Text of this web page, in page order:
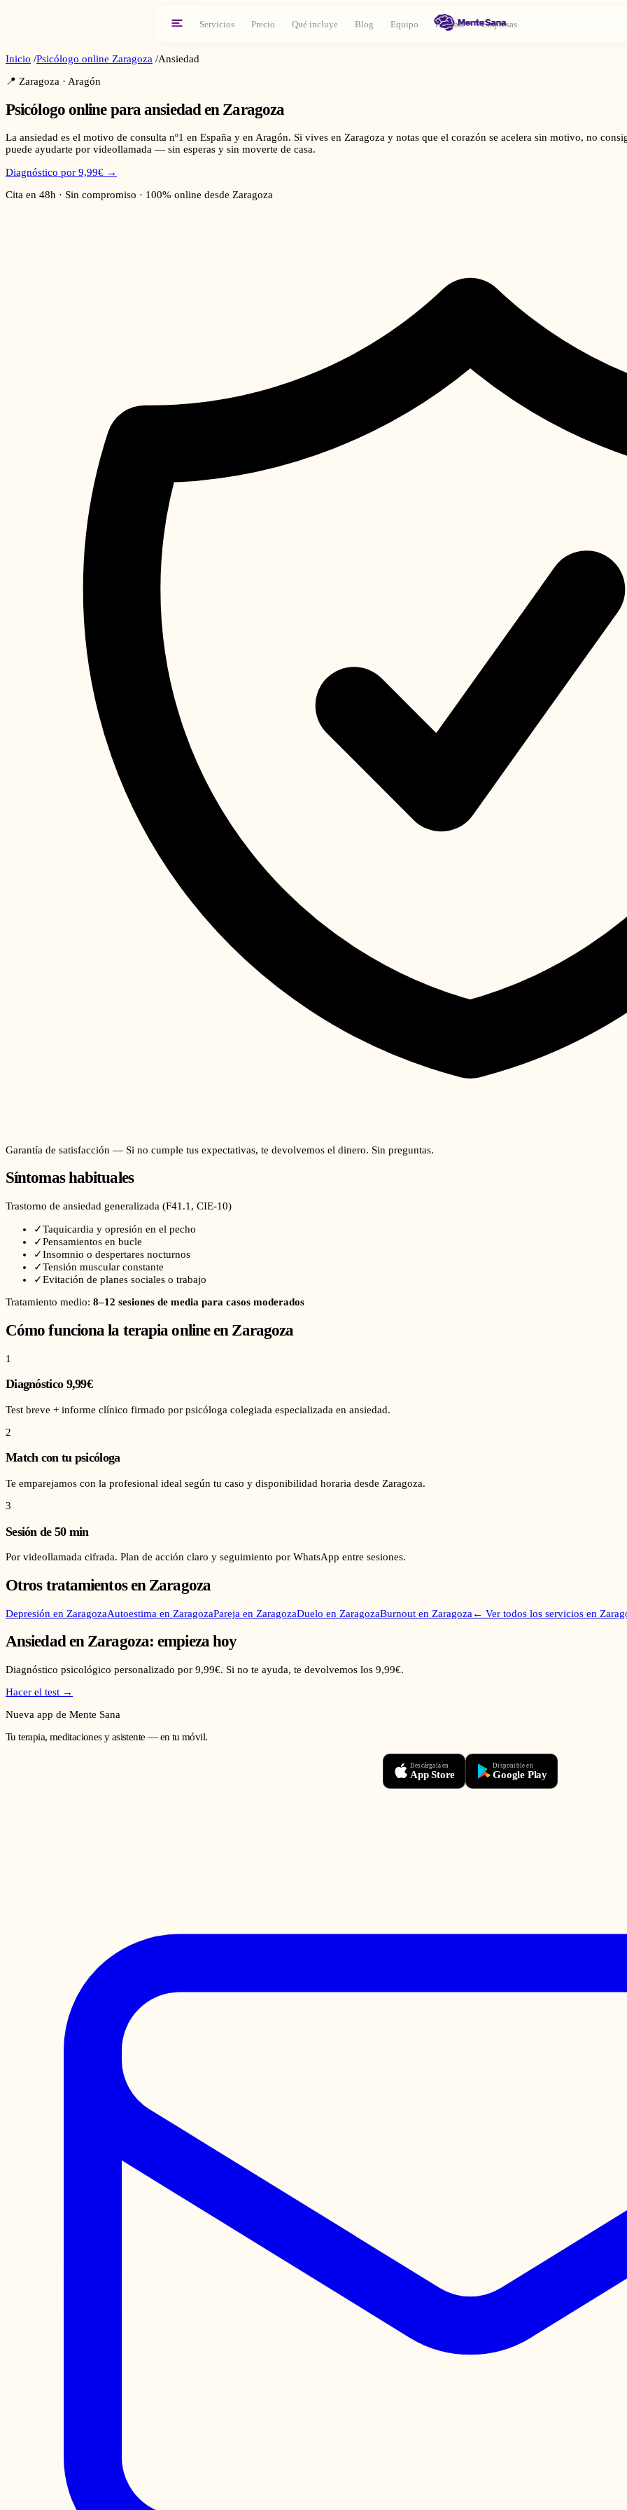
Servicios Precio Qué incluye Blog Equipo Podcast Empresas
Inicio /Psicólogo online Zaragoza /Ansiedad
📍 Zaragoza · Aragón
Psicólogo online paraansiedaden Zaragoza
La ansiedad es el motivo de consulta nº1 en España y en Aragón. Si vives en Zaragoza y notas que el corazón se acelera sin motivo, no
puede ayudarte por videollamada — sin esperas y sin moverte de casa.
Diagnóstico por 9,99€ →
Cita en 48h · Sin compromiso · 100% online desde Zaragoza
Garantía de satisfacción — Si no cumple tus expectativas, te devolvemos el dinero. Sin preguntas.
Síntomas habituales
Trastorno de ansiedad generalizada (F41.1 , CIE-10)
✓Taquicardia y opresión en el pecho
✓Pensamientos en bucle
✓Insomnio o despertares nocturnos
✓Tensión muscular constante
✓Evitación de planes sociales o trabajo
Tratamiento medio: 8–12 sesiones de media para casos moderados
Cómo funciona la terapia online en Zaragoza
1
Diagnóstico 9,99€
Test breve + informe clínico firmado por psicóloga colegiada especializada en ansiedad.
2
Match con tu psicóloga
Te emparejamos con la profesional ideal según tu caso y disponibilidad horaria desde Zaragoza.
3
Sesión de 50 min
Por videollamada cifrada. Plan de acción claro y seguimiento por WhatsApp entre sesiones.
Otros tratamientos en Zaragoza
Depresión en ZaragozaAutoestima en ZaragozaPareja en ZaragozaDuelo en ZaragozaBurnout en Zaragoza ← Ver todos los servicios en
Ansiedaden Zaragoza: empieza hoy
Diagnóstico psicológico personalizado por 9,99€. Si no te ayuda, te devolvemos los 9,99€.
Hacer el test →
Nueva app de Mente Sana
Tu terapia, meditaciones y asistente — en tu móvil.
Descárgala en
App Store
Disponible en
Google Play